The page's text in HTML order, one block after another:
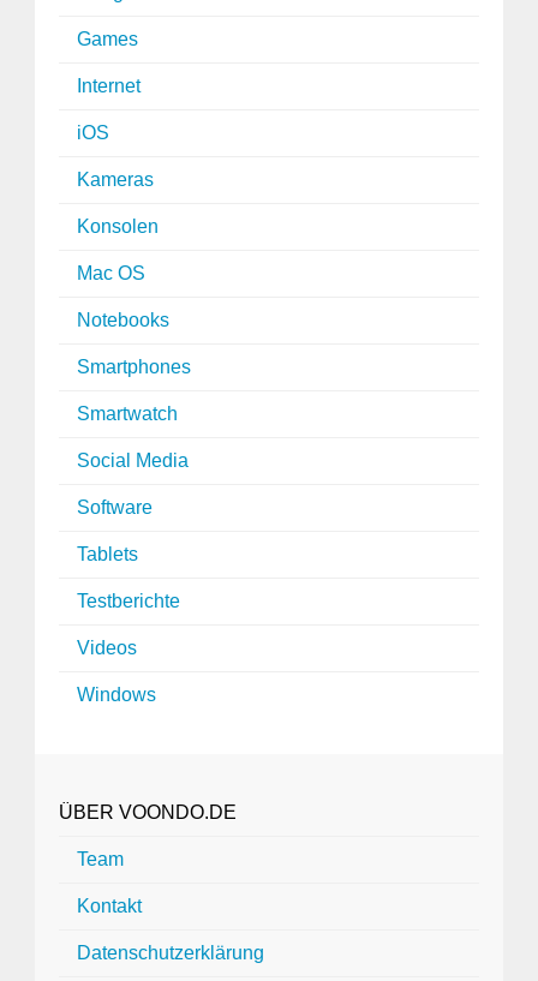
Games
Internet
iOS
Kameras
Konsolen
Mac OS
Notebooks
Smartphones
Smartwatch
Social Media
Software
Tablets
Testberichte
Videos
Windows
ÜBER VOONDO.DE
Team
Kontakt
Datenschutzerklärung